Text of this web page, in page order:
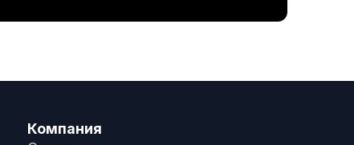
Компания